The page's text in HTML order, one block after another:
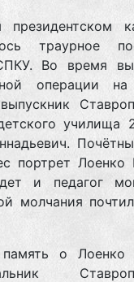
траурное
Во время
операции на
училища
портрет Лоенко
и педагог
молчания
о Лоенко